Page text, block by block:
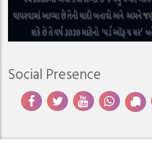
Social Presence